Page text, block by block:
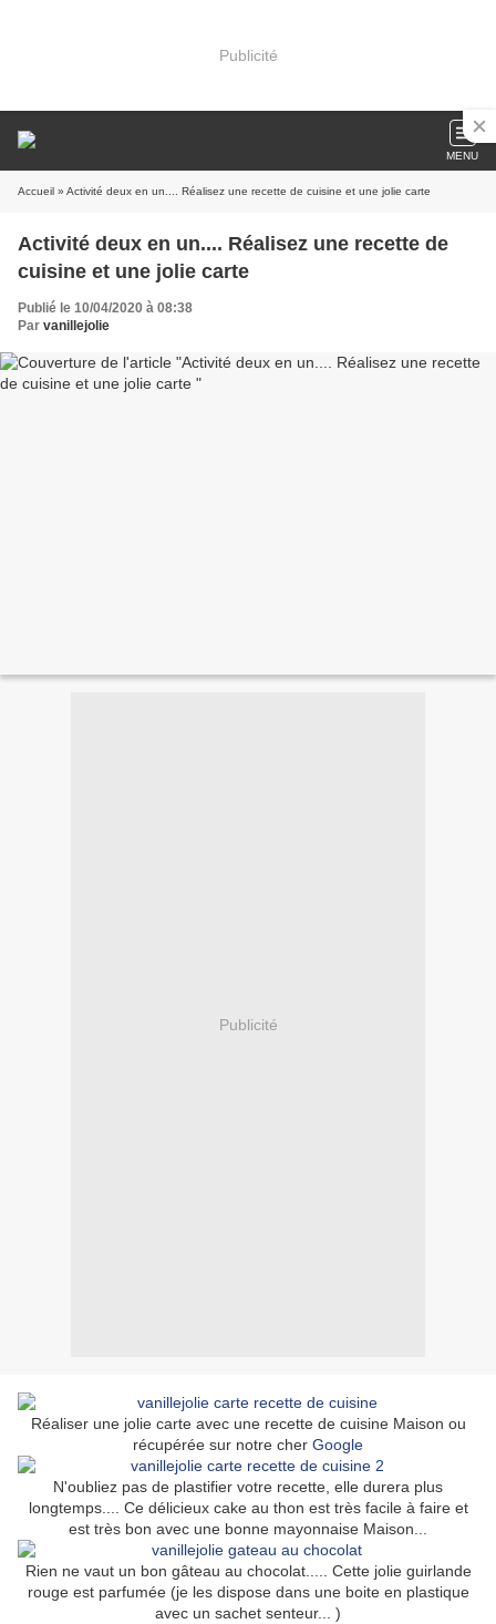
Publicité
MENU
Accueil » Activité deux en un.... Réalisez une recette de cuisine et une jolie carte
Activité deux en un.... Réalisez une recette de
cuisine et une jolie carte
Publié le 10/04/2020 à 08:38
Par vanillejolie
Publicité
Réaliser une jolie carte avec une recette de cuisine Maison ou
récupérée sur notre cher Google
N'oubliez pas de plastifier votre recette, elle durera plus
longtemps.... Ce délicieux cake au thon est très facile à faire et
est très bon avec une bonne mayonnaise Maison...
Rien ne vaut un bon gâteau au chocolat..... Cette jolie guirlande
rouge est parfumée (je les dispose dans une boite en plastique
avec un sachet senteur... )